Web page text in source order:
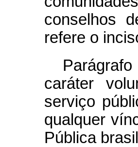
conselhos
refere o
caráter
serviço
qualquer
Pública